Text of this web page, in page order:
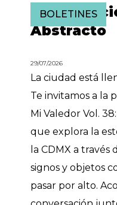
BOLETINES
Abstracto
29/07/2026
La ciudad está
Te invitamos a la
Mi Valedor Vol.
que explora la
la CDMX a través
signos y objetos
pasar por alto.